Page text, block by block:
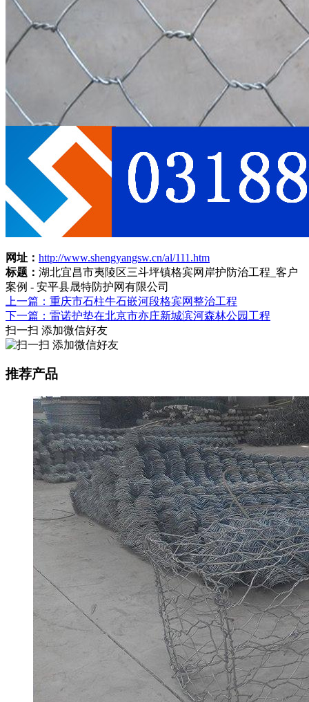
网址： http://www.shengyangsw.cn/al/111.htm
标题： 湖北宜昌市夷陵区三斗坪镇格宾网岸护防治工程_客户
案例 - 安平县晟特防护网有限公司
上一篇：重庆市石柱牛石嵌河段格宾网整治工程
下一篇：雷诺护垫在北京市亦庄新城滨河森林公园工程
扫一扫 添加微信好友
推荐产品